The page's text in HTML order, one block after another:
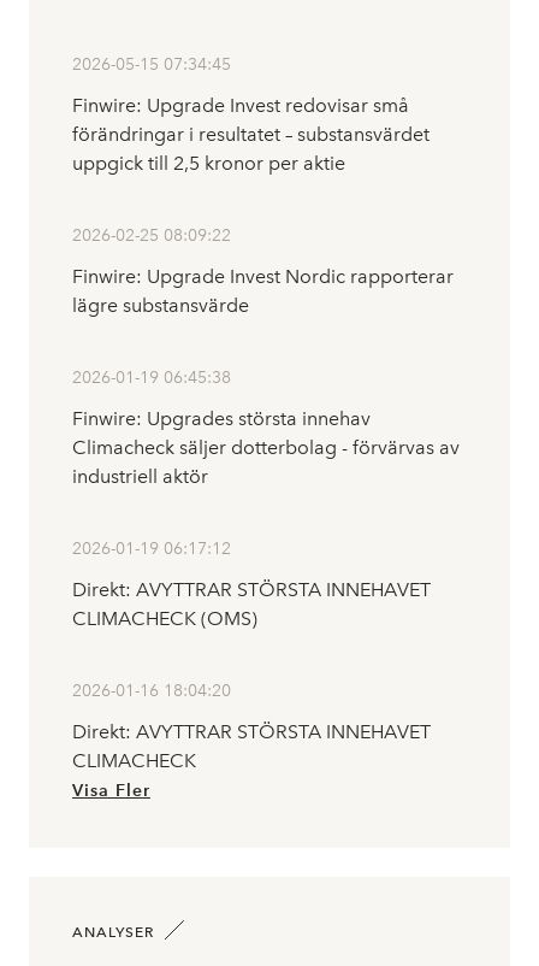
2026-05-15 07:34:45
Finwire: Upgrade Invest redovisar små
förändringar i resultatet – substansvärdet
uppgick till 2,5 kronor per aktie
2026-02-25 08:09:22
Finwire: Upgrade Invest Nordic rapporterar
lägre substansvärde
2026-01-19 06:45:38
Finwire: Upgrades största innehav
Climacheck säljer dotterbolag - förvärvas av
industriell aktör
2026-01-19 06:17:12
Direkt: AVYTTRAR STÖRSTA INNEHAVET
CLIMACHECK (OMS)
2026-01-16 18:04:20
Direkt: AVYTTRAR STÖRSTA INNEHAVET
CLIMACHECK
Visa Fler
ANALYSER